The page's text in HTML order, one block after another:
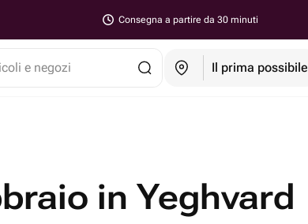
Consegna a partire da 30 minuti
e negozi Il prima possibile
in Yeghvard